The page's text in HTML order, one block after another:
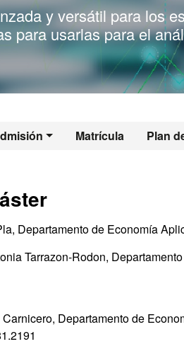
y versátil para los
para usarlas para el
Matrícula Plan
-
Departamento de Economía
Tarrazon-Rodon,
Departamento de